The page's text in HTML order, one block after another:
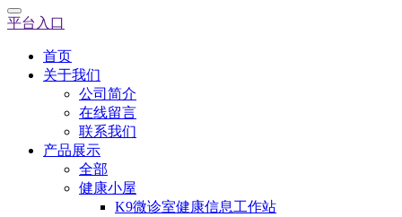
平台入口
首页
关于我们
公司简介
在线留言
联系我们
产品展示
全部
健康小屋
K9微诊室健康信息工作站